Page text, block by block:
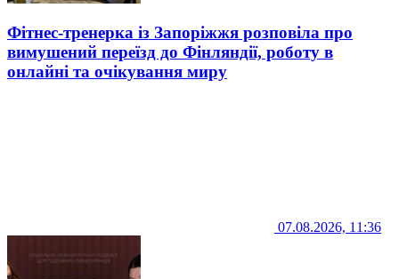
Фітнес-тренерка із Запоріжжя розповіла про
вимушений переїзд до Фінляндії, роботу в
онлайні та очікування миру
07.08.2026, 11:36